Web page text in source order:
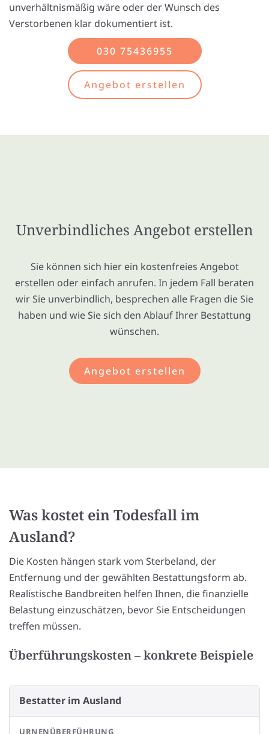
unverhältnismäßig wäre oder der Wunsch des
Verstorbenen klar dokumentiert ist.
030 75436955
Angebot erstellen
Unverbindliches Angebot erstellen
Sie können sich hier ein kostenfreies Angebot
erstellen oder einfach anrufen. In jedem Fall beraten
wir Sie unverbindlich, besprechen alle Fragen die Sie
haben und wie Sie sich den Ablauf Ihrer Bestattung
wünschen.
Angebot erstellen
Was kostet ein Todesfall im
Ausland?
Die Kosten hängen stark vom Sterbeland, der
Entfernung und der gewählten Bestattungsform ab.
Realistische Bandbreiten helfen Ihnen, die finanzielle
Belastung einzuschätzen, bevor Sie Entscheidungen
treffen müssen.
Überführungskosten – konkrete Beispiele
Bestatter im Ausland